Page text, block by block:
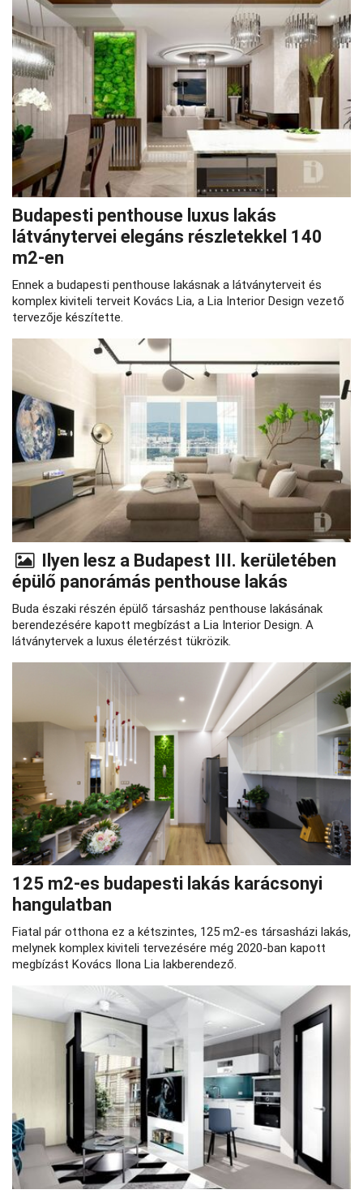
Budapesti penthouse luxus lakás
látványtervei elegáns részletekkel 140
m2-en
Ennek a budapesti penthouse lakásnak a látványterveit és
komplex kiviteli terveit Kovács Lia, a Lia Interior Design vezető
tervezője készítette.
Ilyen lesz a Budapest III. kerületében
épülő panorámás penthouse lakás
Buda északi részén épülő társasház penthouse lakásának
berendezésére kapott megbízást a Lia Interior Design. A
látványtervek a luxus életérzést tükrözik.
125 m2-es budapesti lakás karácsonyi
hangulatban
Fiatal pár otthona ez a kétszintes, 125 m2-es társasházi lakás,
melynek komplex kiviteli tervezésére még 2020-ban kapott
megbízást Kovács Ilona Lia lakberendező.